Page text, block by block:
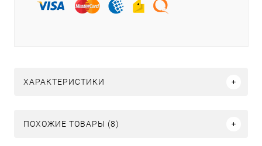
ХАРАКТЕРИСТИКИ
ПОХОЖИЕ ТОВАРЫ (8)